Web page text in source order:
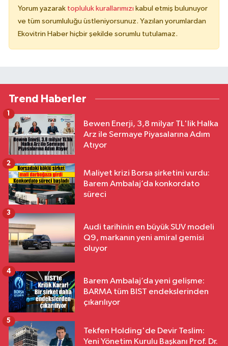
Yorum yazarak topluluk kurallarımızı kabul etmiş bulunuyor
ve tüm sorumluluğu üstleniyorsunuz. Yazılan yorumlardan
Ekovitrin Haber hiçbir şekilde sorumlu tutulamaz.
Trend Haberler
Bewen Enerji, 3,8 milyar TL'lik Halka
Arz ile Sermaye Piyasalarına Adım
Atıyor
1
Maliyet krizi Borsa şirketini vurdu:
Barem Ambalaj’da konkordato
süreci
2
Audi tarihinin en büyük SUV modeli
Q9, markanın yeni amiral gemisi
oluyor
3
Barem Ambalaj’da yeni gelişme:
BARMA tüm BIST endekslerinden
çıkarılıyor
4
Tekfen Holding'de Devir Teslim:
Yeni Yönetim Kurulu Başkanı Prof. Dr.
5